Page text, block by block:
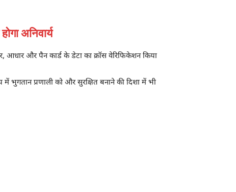
अनिवार्य
आधार और पैन कार्ड के डेटा का क्रॉस वेरिफिकेशन किया
भुगतान प्रणाली को और सुरक्षित बनाने की दिशा में भी